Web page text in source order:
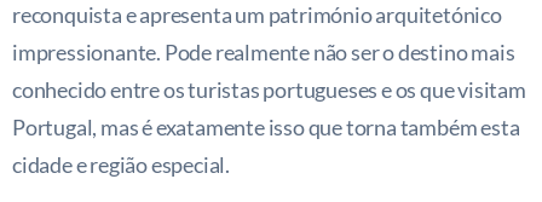
reconquista e apresenta um património arquitetónico
impressionante. Pode realmente não ser o destino mais
conhecido entre os turistas portugueses e os que visitam
Portugal, mas é exatamente isso que torna também esta
cidade e região especial.